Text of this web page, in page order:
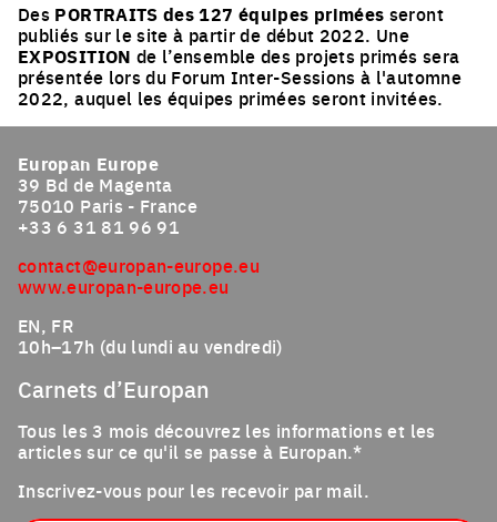
Des PORTRAITS des 127 équipes primées seront
publiés sur le site à partir de début 2022. Une
EXPOSITION de l’ensemble des projets primés sera
présentée lors du Forum Inter-Sessions à l'automne
2022, auquel les équipes primées seront invitées.
Europan Europe
39 Bd de Magenta
75010 Paris - France
+33 6 31 81 96 91
contact@europan-europe.eu
www.europan-europe.eu
EN, FR
10h–17h (du lundi au vendredi)
Carnets d’Europan
Tous les 3 mois découvrez les informations et les
articles sur ce qu'il se passe à Europan.*
Inscrivez-vous pour les recevoir par mail.